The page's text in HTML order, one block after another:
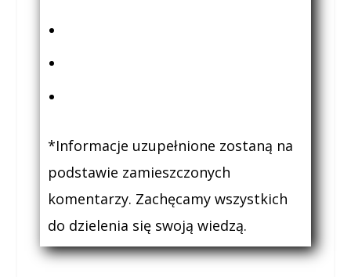
*Informacje uzupełnione zostaną na
podstawie zamieszczonych
komentarzy. Zachęcamy wszystkich
do dzielenia się swoją wiedzą.